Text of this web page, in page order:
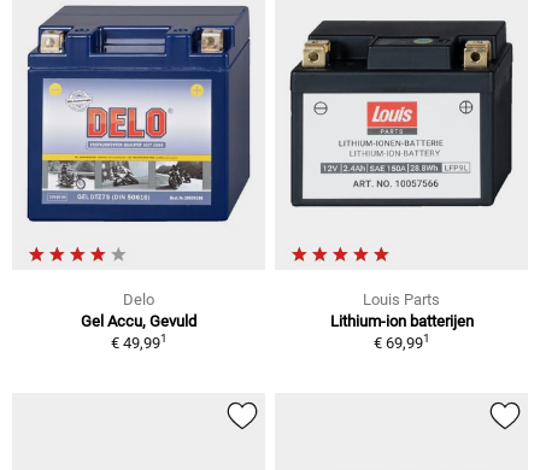
Delo
Gel Accu, Gevuld
€ 49,991
Louis Parts
Lithium-ion batterijen
€ 69,991